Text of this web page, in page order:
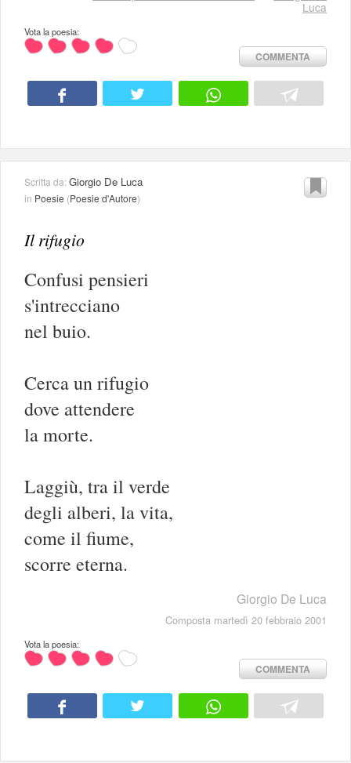
Luca
Vota la poesia:
COMMENTA
Scritta da:Giorgio De Luca
in Poesie (Poesie d'Autore)
Il rifugio
Confusi pensieri
s'intrecciano
nel buio.
Cerca un rifugio
dove attendere
la morte.
Laggiù, tra il verde
degli alberi, la vita,
come il fiume,
scorre eterna.
Giorgio De Luca
Composta martedì 20 febbraio 2001
Vota la poesia:
COMMENTA